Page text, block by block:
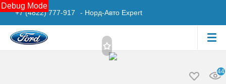
Debug Mode
+7 (4822) 777-917 - Норд-Авто Expert
44